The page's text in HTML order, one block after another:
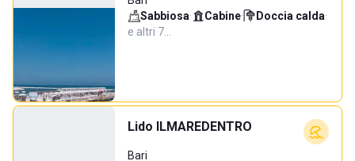
Sabbiosa· Cabine· Doccia calda·
e altri 7…
Lido ILMAREDENTRO
Bari